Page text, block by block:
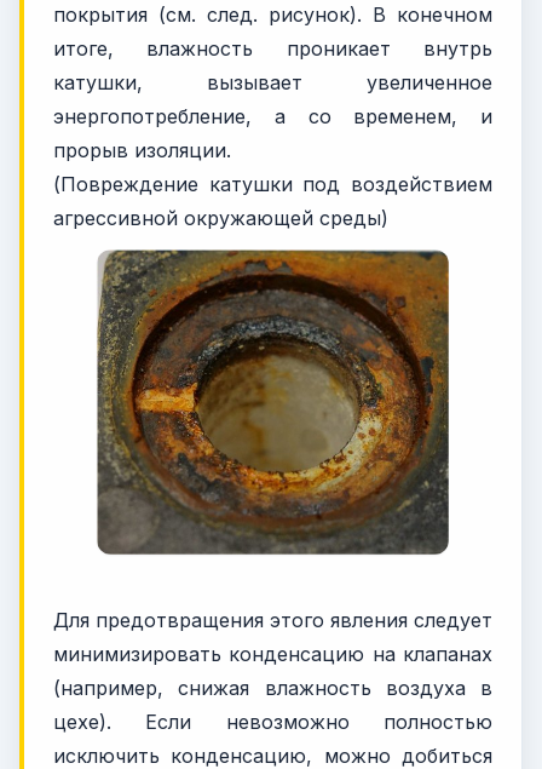
покрытия (см. след. рисунок). В конечном
итоге, влажность проникает внутрь
катушки, вызывает увеличенное
энергопотребление, а со временем, и
прорыв изоляции.
(Повреждение катушки под воздействием
агрессивной окружающей среды)
Для предотвращения этого явления следует
минимизировать конденсацию на клапанах
(например, снижая влажность воздуха в
цехе). Если невозможно полностью
исключить конденсацию, можно добиться